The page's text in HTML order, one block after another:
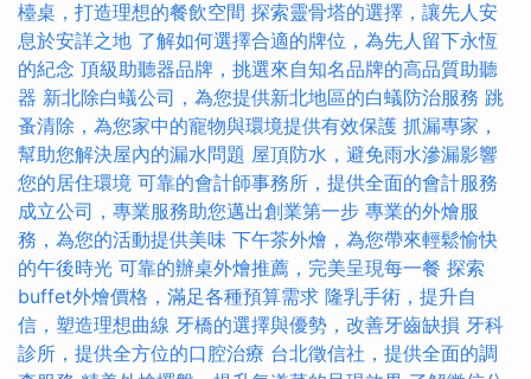
檯桌，打造理想的餐飲空間 探索靈骨塔的選擇，讓先人安
息於安詳之地 了解如何選擇合適的牌位，為先人留下永恆
的紀念 頂級助聽器品牌，挑選來自知名品牌的高品質助聽
器 新北除白蟻公司，為您提供新北地區的白蟻防治服務 跳
蚤清除，為您家中的寵物與環境提供有效保護 抓漏專家，
幫助您解決屋內的漏水問題 屋頂防水，避免雨水滲漏影響
您的居住環境 可靠的會計師事務所，提供全面的會計服務
成立公司，專業服務助您邁出創業第一步 專業的外燴服
務，為您的活動提供美味 下午茶外燴，為您帶來輕鬆愉快
的午後時光 可靠的辦桌外燴推薦，完美呈現每一餐 探索
buffet外燴價格，滿足各種預算需求 隆乳手術，提升自
信，塑造理想曲線 牙橋的選擇與優勢，改善牙齒缺損 牙科
診所，提供全方位的口腔治療 台北徵信社，提供全面的調